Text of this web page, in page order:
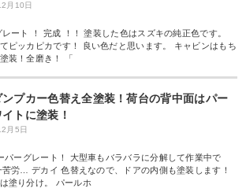
月10日
ート ！ 完成 ！！ 塗装した色はスズキの純正色です。
ピッカピカです！ 良い色だと思います。 キャビンはもち
装！全磨き！ 「
ンプカー色替え全塗装！荷台の背中面はパー
トに塗装！
月5日
パーグレート！ 大型車もバラバラに分解して作業中で
労… デカイ 色替えなので、ドアの内側も塗装します！
塗り分け。 パールホ